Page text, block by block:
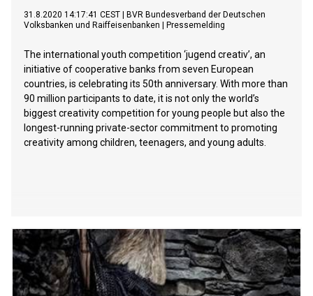
31.8.2020 14:17:41 CEST
BVR Bundesverband der Deutschen
Volksbanken und Raiffeisenbanken
Pressemelding
The international youth competition ‘jugend creativ’, an
initiative of cooperative banks from seven European
countries, is celebrating its 50th anniversary. With more than
90 million participants to date, it is not only the world’s
biggest creativity competition for young people but also the
longest-running private-sector commitment to promoting
creativity among children, teenagers, and young adults.